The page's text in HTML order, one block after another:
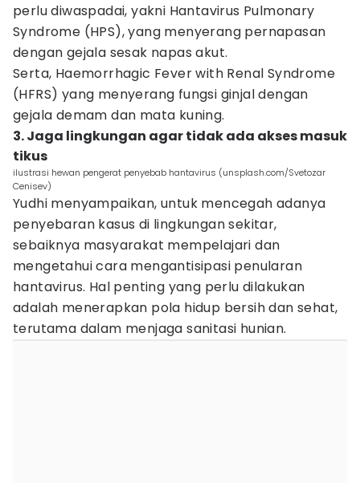
perlu diwaspadai, yakni Hantavirus Pulmonary
Syndrome (HPS), yang menyerang pernapasan
dengan gejala sesak napas akut.
Serta, Haemorrhagic Fever with Renal Syndrome
(HFRS) yang menyerang fungsi ginjal dengan
gejala demam dan mata kuning.
3. Jaga lingkungan agar tidak ada akses masuk
tikus
ilustrasi hewan pengerat penyebab hantavirus (unsplash.com/Svetozar
Cenisev)
Yudhi menyampaikan, untuk mencegah adanya
penyebaran kasus di lingkungan sekitar,
sebaiknya masyarakat mempelajari dan
mengetahui cara mengantisipasi penularan
hantavirus. Hal penting yang perlu dilakukan
adalah menerapkan pola hidup bersih dan sehat,
terutama dalam menjaga sanitasi hunian.